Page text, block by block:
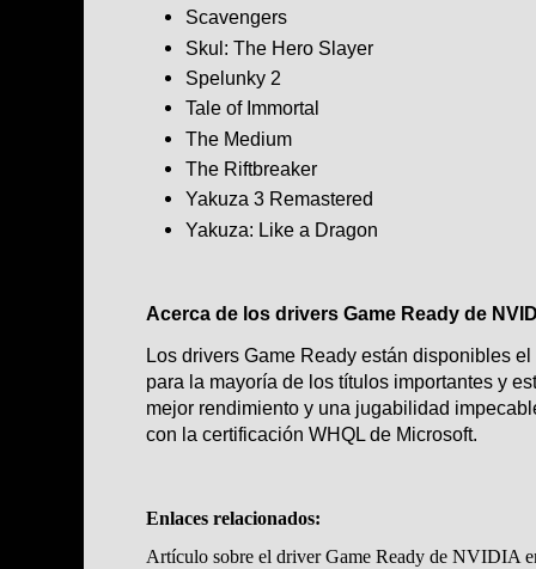
Scavengers
Skul: The Hero Slayer
Spelunky 2
Tale of Immortal
The Medium
The Riftbreaker
Yakuza 3 Remastered
Yakuza: Like a Dragon
Acerca de los drivers Game Ready de
Los drivers Game Ready están disponibles
para la mayoría de los títulos importantes y
mejor rendimiento y una jugabilidad
con la certificación WHQL de Microsoft.
Enlaces relacionados:
Artículo sobre el driver Game Ready de NVIDIA